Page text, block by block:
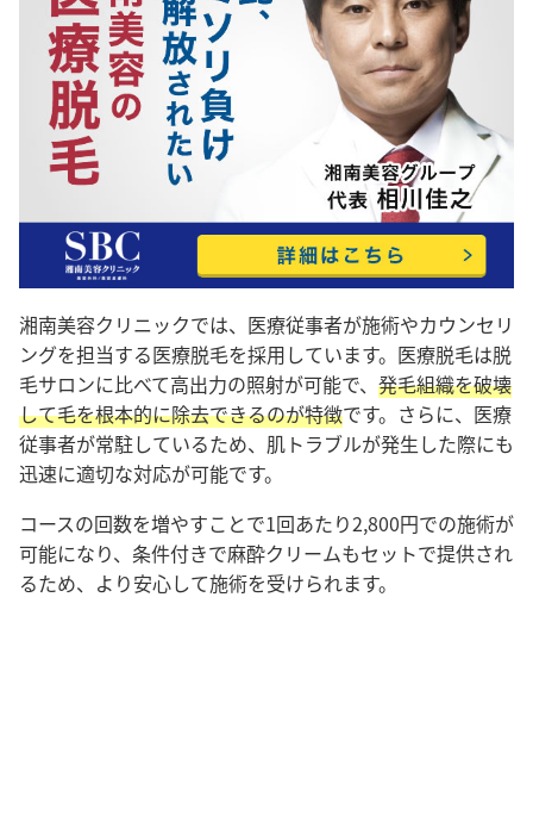
湘南美容クリニックでは、医療従事者が施術やカウンセリ
ングを担当する医療脱毛を採用しています。医療脱毛は脱
毛サロンに比べて高出力の照射が可能で、 発毛組織を破壊
して毛を根本的に除去できるのが特徴です。さらに、医療
従事者が常駐しているため、肌トラブルが発生した際にも
迅速に適切な対応が可能です。
コースの回数を増やすことで1回あたり2,800円での施術が
可能になり、条件付きで麻酔クリームもセットで提供され
るため、より安心して施術を受けられます。